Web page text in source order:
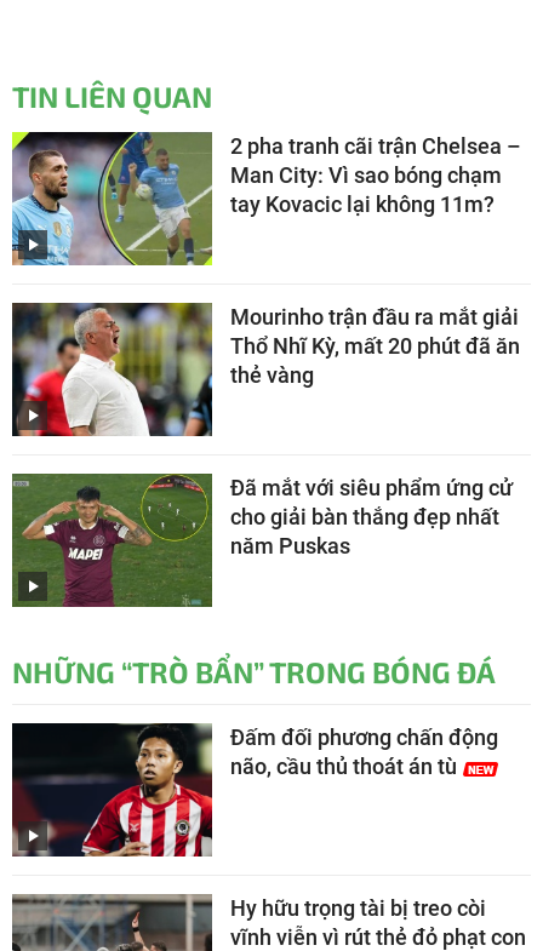
TIN LIÊN QUAN
2 pha tranh cãi trận Chelsea –
Man City: Vì sao bóng chạm
tay Kovacic lại không 11m?
Mourinho trận đầu ra mắt giải
Thổ Nhĩ Kỳ, mất 20 phút đã ăn
thẻ vàng
Đã mắt với siêu phẩm ứng cử
cho giải bàn thắng đẹp nhất
năm Puskas
NHỮNG “TRÒ BẨN” TRONG BÓNG ĐÁ
Đấm đối phương chấn động
não, cầu thủ thoát án tù
Hy hữu trọng tài bị treo còi
vĩnh viễn vì rút thẻ đỏ phạt con